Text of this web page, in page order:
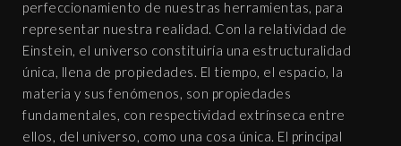
perfeccionamiento de nuestras herramientas, para
representar nuestra realidad. Con la relatividad de
Einstein, el universo constituiría una estructuralidad
única, llena de propiedades. El tiempo, el espacio, la
materia y sus fenómenos, son propiedades
fundamentales, con respectividad extrínseca entre
ellos, del universo, como una cosa única. El principal